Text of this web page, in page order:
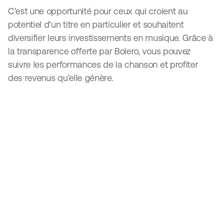
C’est une opportunité pour ceux qui croient au
potentiel d’un titre en particulier et souhaitent
diversifier leurs investissements en musique. Grâce à
la transparence offerte par Bolero, vous pouvez
suivre les performances de la chanson et profiter
des revenus qu’elle génère.